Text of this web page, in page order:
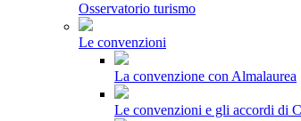
Osservatorio turismo
Le convenzioni
La convenzione con Almalaurea
Le convenzioni e gli accordi di